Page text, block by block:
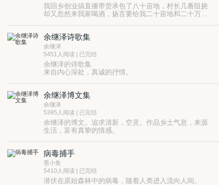
我回乡创业搞直播带货承包了八十亩地，村长几番阻挠
却又忽然来我家喝酒，扬言要给我二十亩地和二十万现
村长的模特老婆让我几欲滑下深渊，然而落入深渊的却
不是我……
余继泽诗歌集
余继泽
5451人阅读 | 已完结
余继泽的诗歌集
来自内心深处，真诚的抒情。
余继泽博文集
余继泽
5395人阅读 | 已完结
余继泽的博文。追求清新，空灵。作品乡土气息，来源
生活，富有真挚的情感。
病毒捕手
墨小鱼
5410人阅读 | 已完结
潜伏在原始森林中的病毒，随着人类进入流向人间。